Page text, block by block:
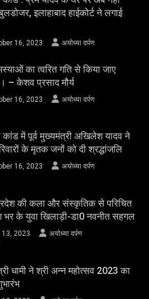
इलाहाबाद हाईकोर्ट ने लगाई
16, 2023 अयोध्या दर्पण
का त्वरित गति से किया जाए
– केशव प्रसाद मौर्य
16, 2023 अयोध्या दर्पण
कांड में पूर्व मुख्यमंत्री अखिलेश यादव ने
के मृतक जनों को दी श्रद्धांजलि
16, 2023 अयोध्या दर्पण
की कला और संस्कृतिक से परिचित
भर के युवा खिलाड़ी-डा0 नवनीत सहगल
13, 2023 अयोध्या दर्पण
धामी ने श्री अन्न महोत्सव 2023 का